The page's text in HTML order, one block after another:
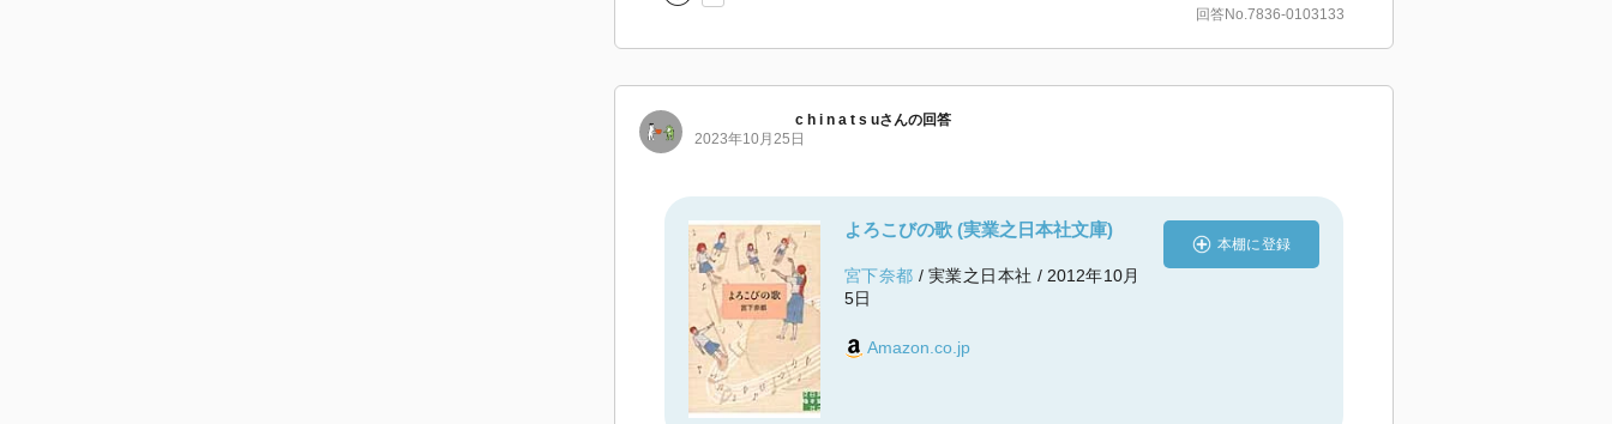
回答No.7836-0103133
c h i n a t s uさんの回答
2023年10月25日
よろこびの歌 (実業之日本社文庫)
宮下奈都 / 実業之日本社 / 2012年10月
5日
Amazon.co.jp
本棚に登録